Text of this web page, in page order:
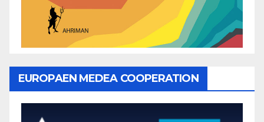
EUROPAEN MEDEA COOPERATION